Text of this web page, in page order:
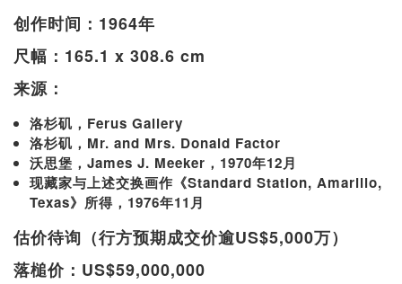
创作时间：1964年
尺幅：165.1 x 308.6 cm
来源：
洛杉矶，Ferus Gallery
洛杉矶，Mr. and Mrs. Donald Factor
沃思堡，James J. Meeker，1970年12月
现藏家与上述交换画作《Standard Station, Amarillo,
Texas》所得，1976年11月
估价待询（行方预期成交价逾US$5,000万）
落槌价：US$59,000,000